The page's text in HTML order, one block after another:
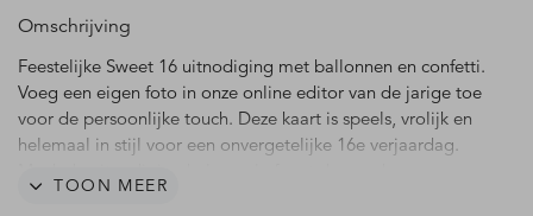
Omschrijving
Feestelijke Sweet 16 uitnodiging met ballonnen en confetti.
Voeg een eigen foto in onze online editor van de jarige toe
voor de persoonlijke touch. Deze kaart is speels, vrolijk en
helemaal in stijl voor een onvergetelijke 16e verjaardag.
envelopkleur.
TOON MEER